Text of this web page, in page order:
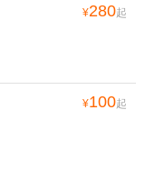
¥280起
¥100起